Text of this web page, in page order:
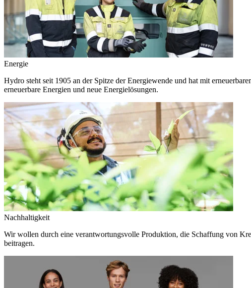
Energie
Hydro steht seit 1905 an der Spitze der Energiewende und hat mit
erneuerbare Energien und neue Energielösungen.
Nachhaltigkeit
Wir wollen durch eine verantwortungsvolle Produktion, die Schaffung von
beitragen.